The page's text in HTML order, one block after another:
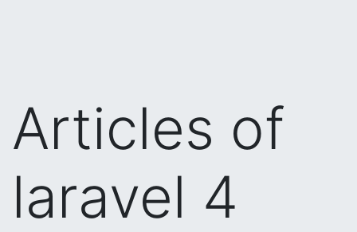
Articles of
laravel 4